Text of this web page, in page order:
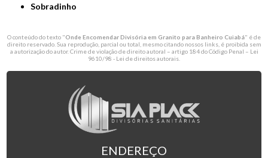
Sobradinho
O conteúdo do texto "Onde Encomendar Divisória em Granito para Banheiro Cuiabá" é de
direito reservado. Sua reprodução, parcial ou total, mesmo citando nossos links, é proibida sem
a autorização do autor. Crime de violação de direito autoral – artigo 184 do Código Penal – Lei
9610/98 - Lei de direitos autorais
ENDEREÇO